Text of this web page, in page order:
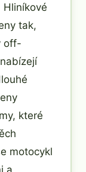
tak,
off-
které
motocykl
a